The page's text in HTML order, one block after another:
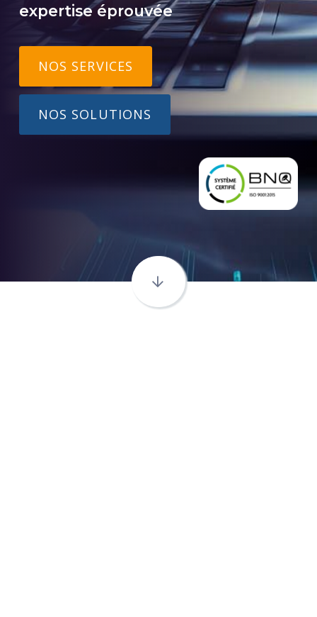
expertise éprouvée
NOS SERVICES
NOS SOLUTIONS